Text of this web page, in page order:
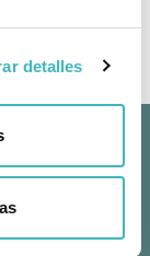
detalles
Málaga